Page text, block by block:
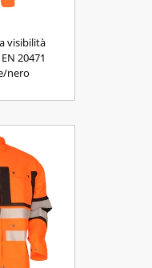
visibilità
20471
nero